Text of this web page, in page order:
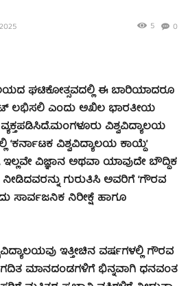
0
5
ಘಟಿಕೋತ್ಸವದಲ್ಲಿ ಈ ಬಾರಿಯಾದರೂ
ಲಭಿಸಲಿ ಎಂದು ಅಖಿಲ ಭಾರತೀಯ
ವಿಶ್ವವಿದ್ಯಾಲಯ
ವಿಶ್ವವಿದ್ಯಾಲಯ ಕಾಯ್ದೆ’
ಇಲ್ಲವೇ ವಿಜ್ಞಾನ ಅಥವಾ ಯಾವುದೇ ಬೌದ್ಧಿಕ
ನೀಡಿದವರನ್ನು ಗುರುತಿಸಿ ಅವರಿಗೆ ‘ಗೌರವ
ಸಾರ್ವಜನಿಕ ನಿರೀಕ್ಷೆ ಹಾಗೂ
ಇತ್ತೀಚಿನ ವರ್ಷಗಳಲ್ಲಿ ಗೌರವ
ಮಾನದಂಡಗಳಿಗೆ ಭಿನ್ನವಾಗಿ ಧನವಂತ